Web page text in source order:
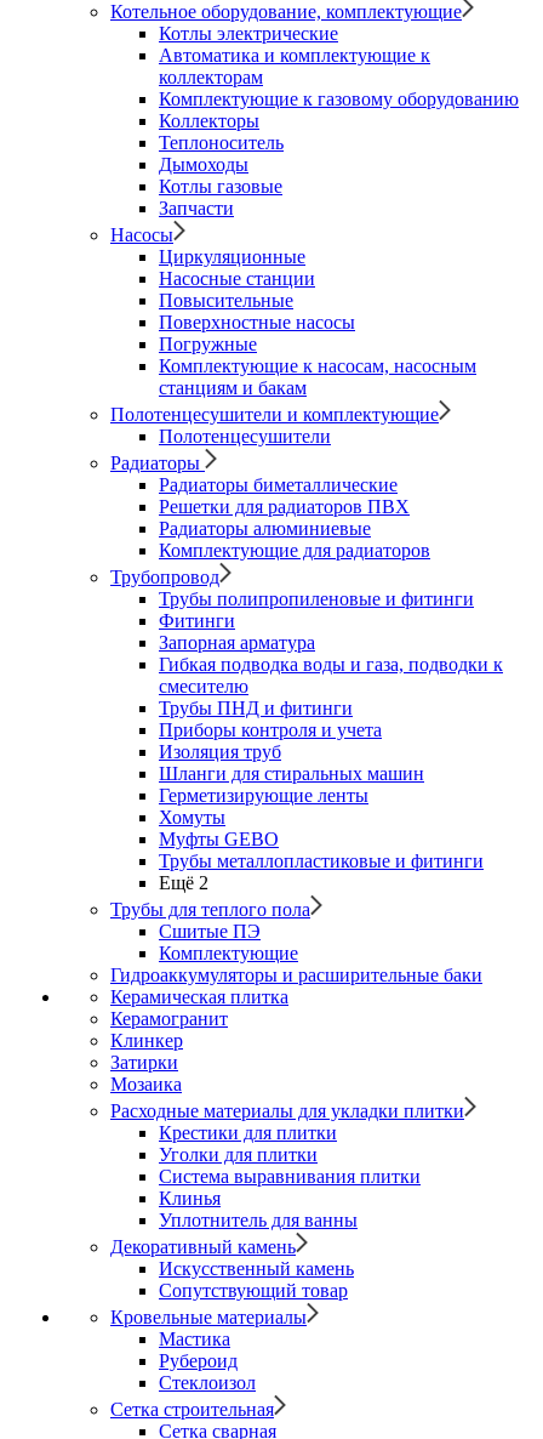
Котельное оборудование, комплектующие
Котлы электрические
Автоматика и комплектующие к
коллекторам
Комплектующие к газовому оборудованию
Коллекторы
Теплоноситель
Дымоходы
Котлы газовые
Запчасти
Насосы
Циркуляционные
Насосные станции
Повысительные
Поверхностные насосы
Погружные
Комплектующие к насосам, насосным
станциям и бакам
Полотенцесушители и комплектующие
Полотенцесушители
Радиаторы
Радиаторы биметаллические
Решетки для радиаторов ПВХ
Радиаторы алюминиевые
Комплектующие для радиаторов
Трубопровод
Трубы полипропиленовые и фитинги
Фитинги
Запорная арматура
Гибкая подводка воды и газа, подводки к
смесителю
Трубы ПНД и фитинги
Приборы контроля и учета
Изоляция труб
Шланги для стиральных машин
Герметизирующие ленты
Хомуты
Муфты GEBO
Трубы металлопластиковые и фитинги
Ещё 2
Трубы для теплого пола
Сшитые ПЭ
Комплектующие
Гидроаккумуляторы и расширительные баки
Керамическая плитка
Керамогранит
Клинкер
Затирки
Мозаика
Расходные материалы для укладки плитки
Крестики для плитки
Уголки для плитки
Система выравнивания плитки
Клинья
Уплотнитель для ванны
Декоративный камень
Искусственный камень
Сопутствующий товар
Кровельные материалы
Мастика
Рубероид
Стеклоизол
Сетка строительная
Сетка сварная